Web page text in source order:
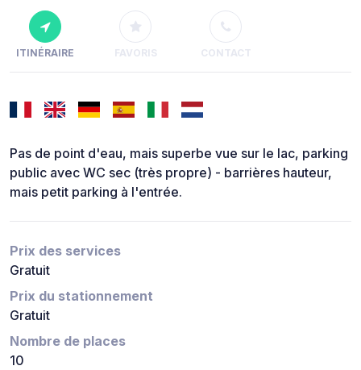
ITINÉRAIRE FAVORIS CONTACT
Pas de point d'eau, mais superbe vue sur le lac, parking
public avec WC sec (très propre) - barrières hauteur,
mais petit parking à l'entrée.
Prix des services
Gratuit
Prix du stationnement
Gratuit
Nombre de places
10